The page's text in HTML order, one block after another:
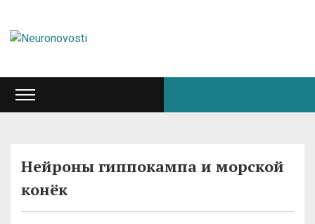
Нейроны гиппокампа и морской
конёк